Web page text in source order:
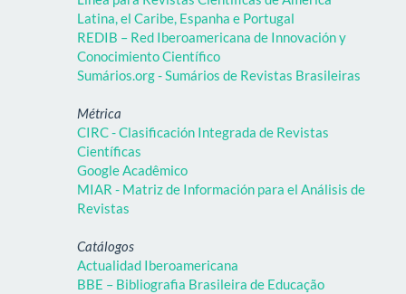
Latina, el Caribe, Espanha e Portugal
REDIB – Red Iberoamericana de Innovación y
Conocimiento Científico
Sumários.org - Sumários de Revistas Brasileiras
Métrica
CIRC - Clasificación Integrada de Revistas
Científicas
Google Acadêmico
MIAR - Matriz de Información para el Análisis de
Revistas
Catálogos
Actualidad Iberoamericana
BBE – Bibliografia Brasileira de Educação